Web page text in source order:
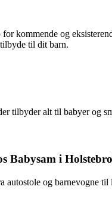
kommende og
til dit barn.
tilbyder alt til babyer og
Babysam i
autostole og barnevogne til